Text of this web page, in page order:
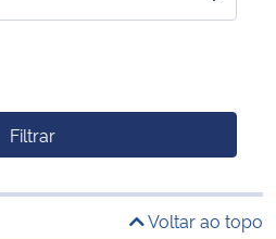
Filtrar
Voltar ao topo